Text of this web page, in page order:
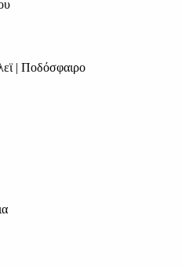
| Ποδόσφαιρο